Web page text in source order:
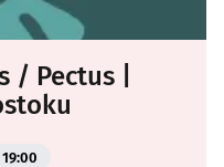
/ Pectus |